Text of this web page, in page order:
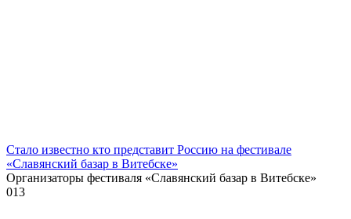
Стало известно кто представит Россию на фестивале
«Славянский базар в Витебске»
Организаторы фестиваля «Славянский базар в Витебске»
013